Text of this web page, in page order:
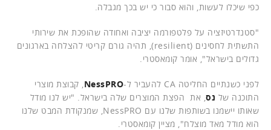
כפי שיכלו לעשות, והוא סבור כי יש בכך מגבלה.
"סטנדרטיזציה על פלטפורמה יציבה ואחודה שהופכת את שירותי
התשתית לחסינים (resilient), תהיה גורם קריטי להצלחה בארגונים
גדולים בישראל", אומר קומאסטרי.
לפני כשנתיים החליטה CA להעביר ל- NessPRO , קבוצת מוצרי
התוכנה של נס , את הפצת המוצרים שלה בישראל. "יש לנו מודל
שאותו יישמנו בשותפות שלנו עם NessPRO, שמנקודת המבט שלנו
הוא מודל מאד מוצלח", מציין קומאסטרי.